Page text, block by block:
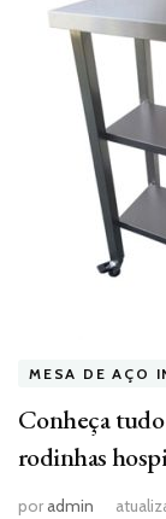
MESA DE AÇO
Conheça
rodinhas
poradmin